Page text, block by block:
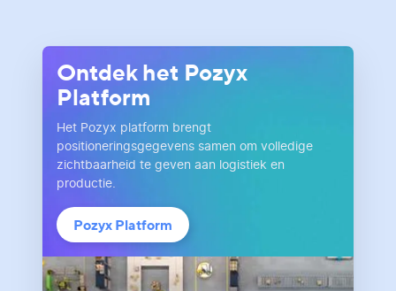
Ontdek het Pozyx
Platform
Het Pozyx platform brengt
positioneringsgegevens samen om volledige
zichtbaarheid te geven aan logistiek en
productie.
Pozyx Platform